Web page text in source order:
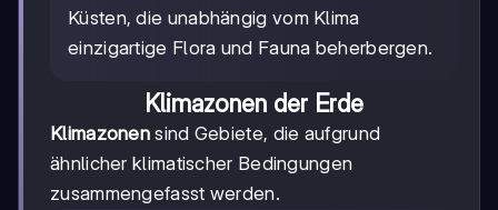
Küsten, die unabhängig vom Klima
einzigartige Flora und Fauna beherbergen.
Klimazonen der Erde
Klimazonen sind Gebiete, die aufgrund
ähnlicher klimatischer Bedingungen
zusammengefasst werden.